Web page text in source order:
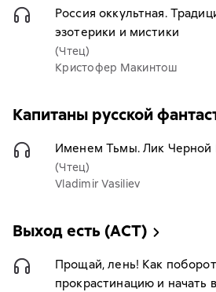
Россия оккультная.
эзотерики и мистики
(Чтец)
Кристофер Макинтош
Капитаны русской
Именем Тьмы. Лик Черной
(Чтец)
Vladimir Vasiliev
Выход есть (АСТ)
Прощай, лень! Как
прокрастинацию и начать